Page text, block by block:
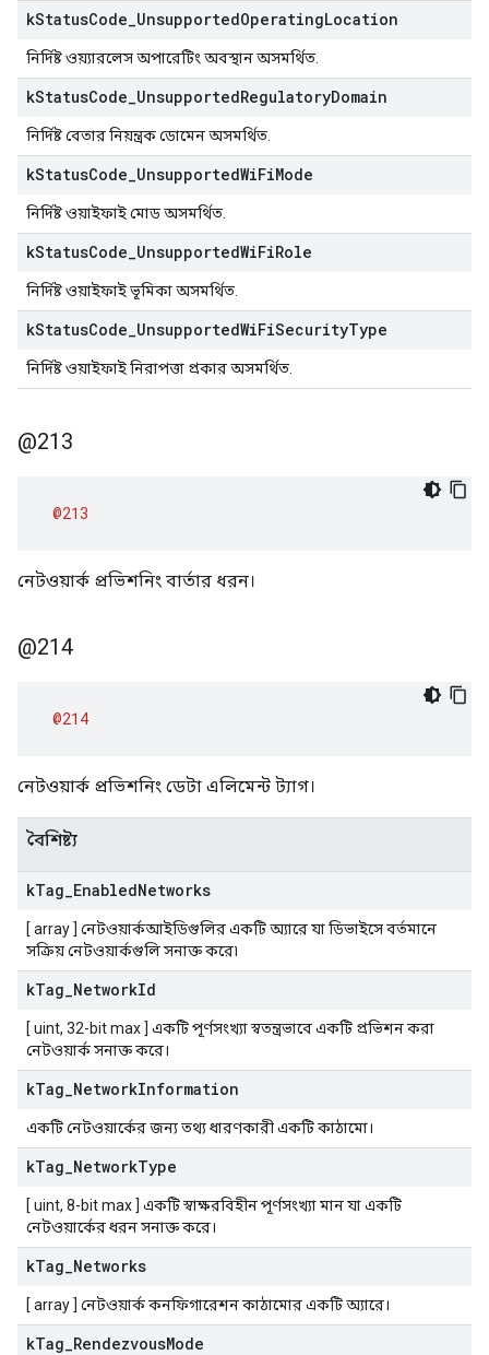
kStatusCode UnsupportedOperatingLocation
নির্দিষ্ট ওয়্যারলেস অপারেটিং অবস্থান অসমর্থিত.
kStatusCode UnsupportedRegulatoryDomain
নির্দিষ্ট বেতার নিয়ন্ত্রক ডোমেন অসমর্থিত.
kStatusCode UnsupportedWiFiMode
নির্দিষ্ট ওয়াইফাই মোড অসমর্থিত.
kStatusCode UnsupportedWiFiRole
নির্দিষ্ট ওয়াইফাই ভূমিকা অসমর্থিত.
kStatusCode UnsupportedWiFiSecurityType
নির্দিষ্ট ওয়াইফাই নিরাপত্তা প্রকার অসমর্থিত.
@213
@213
নেটওয়ার্ক প্রভিশনিং বার্তার ধরন।
@214
@214
নেটওয়ার্ক প্রভিশনিং ডেটা এলিমেন্ট ট্যাগ।
বৈশিষ্ট্য
kTag EnabledNetworks
[ array ] নেটওয়ার্কআইডিগুলির একটি অ্যারে যা ডিভাইসে বর্তমানে
সক্রিয় নেটওয়ার্কগুলি সনাক্ত করে৷
kTag NetworkId
[ uint, 32-bit max ] একটি পূর্ণসংখ্যা স্বতন্ত্রভাবে একটি প্রভিশন করা
নেটওয়ার্ক সনাক্ত করে।
kTag NetworkInformation
একটি নেটওয়ার্কের জন্য তথ্য ধারণকারী একটি কাঠামো।
kTag NetworkType
[ uint, 8-bit max ] একটি স্বাক্ষরবিহীন পূর্ণসংখ্যা মান যা একটি
নেটওয়ার্কের ধরন সনাক্ত করে।
kTag Networks
[ array ] নেটওয়ার্ক কনফিগারেশন কাঠামোর একটি অ্যারে।
kTag RendezvousMode